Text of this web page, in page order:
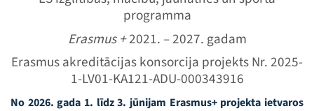
programma
Erasmus +2021. – 2027. gadam
Erasmus akreditācijas konsorcija projekts Nr. 2025-
1-LV01-KA121-ADU-000343916
No 2026. gada 1. līdz 3. jūnijam Erasmus+ projekta ietvaros